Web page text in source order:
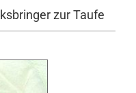
zur Taufe